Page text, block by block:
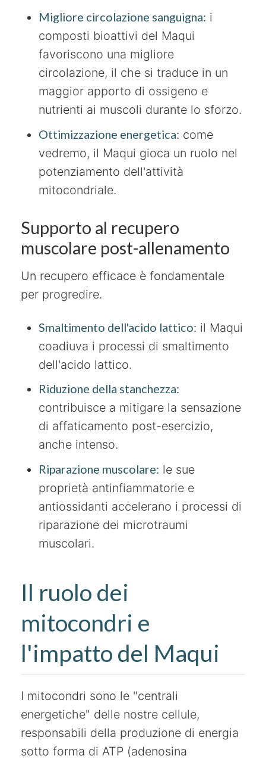
Migliore circolazione sanguigna: i
composti bioattivi del Maqui
favoriscono una migliore
circolazione, il che si traduce in un
maggior apporto di ossigeno e
nutrienti ai muscoli durante lo sforzo.
Ottimizzazione energetica: come
vedremo, il Maqui gioca un ruolo nel
potenziamento dell'attività
mitocondriale.
Supporto al recupero
muscolare post-allenamento
Un recupero efficace è fondamentale
per progredire.
Smaltimento dell'acido lattico: il Maqui
coadiuva i processi di smaltimento
dell'acido lattico.
Riduzione della stanchezza:
contribuisce a mitigare la sensazione
di affaticamento post-esercizio,
anche intenso.
Riparazione muscolare: le sue
proprietà antinfiammatorie e
antiossidanti accelerano i processi di
riparazione dei microtraumi
muscolari.
Il ruolo dei
mitocondri e
l'impatto del Maqui
I mitocondri sono le "centrali
energetiche" delle nostre cellule,
responsabili della produzione di energia
sotto forma di ATP (adenosina